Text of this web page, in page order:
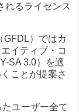
れるライセンス
（GFDL）ではカ
イティブ・コ
SA 3.0）を適
ことが提案さ
ユーザー全て